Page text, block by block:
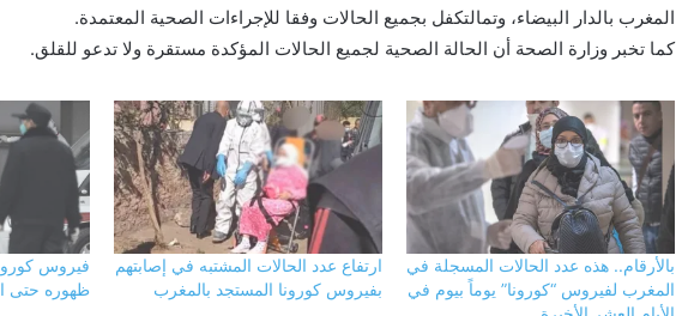
المغرب بالدار البيضاء، وتمالتكفل بجميع الحالات وفقا للإجراءات الصحية المعتمدة.
كما تخبر وزارة الصحة أن الحالة الصحية لجميع الحالات المؤكدة مستقرة ولا تدعو للقلق.
بالأرقام.. هذه عدد الحالات المسجلة في
المغرب لفيروس “كورونا” يوماً بيوم في
ارتفاع عدد الحالات المشتبه في إصابتهم
بفيروس كورونا المستجد بالمغرب
فيروس
ظهوره حتى